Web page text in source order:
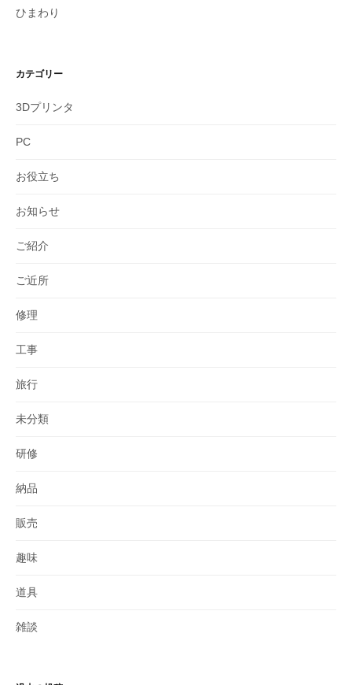
ひまわり
カテゴリー
3Dプリンタ
PC
お役立ち
お知らせ
ご紹介
ご近所
修理
工事
旅行
未分類
研修
納品
販売
趣味
道具
雑談